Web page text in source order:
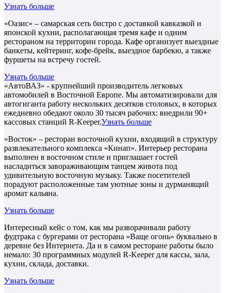
Узнать больше
«Оазис» – самарская сеть бистро с доставкой кавказкой и
японской кухни, располагающая тремя кафе и одним
рестораном на территории города. Кафе организует выездные
банкеты, кейтеринг, кофе-брейк, выездное барбекю, а также
фуршеты на встречу гостей.
Узнать больше
«АвтоВАЗ» - крупнейший производитель легковых
автомобилей в Восточной Европе. Мы автоматизировали для
автогиганта работу нескольких десятков столовых, в которых
ежедневно обедают около 30 тысяч рабочих: внедрили 90+
кассовых станций R-Keeper.Узнать больше
«Восток» – ресторан восточной кухни, входящий в структуру
развлекательного комплекса «Кинап». Интерьер ресторана
выполнен в восточном стиле и приглашает гостей
насладиться завораживающим танцем живота под
удивительную восточную музыку. Также посетителей
порадуют расположенные там уютные зоны и дурманящий
аромат кальяна.
Узнать больше
Интересный кейс о том, как мы разворачивали работу
фудтрака с бургерами от ресторана «Ваще огонь» буквально в
деревне без Интернета. Да и в самом ресторане работы было
немало: 30 программных модулей R-Keeper для кассы, зала,
кухни, склада, доставки.
Узнать больше